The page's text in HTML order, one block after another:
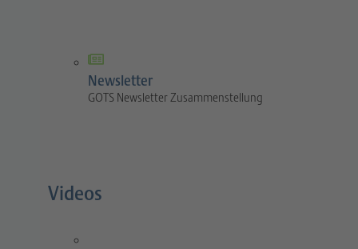
Newsletter
GOTS Newsletter Zusammenstellung
Videos